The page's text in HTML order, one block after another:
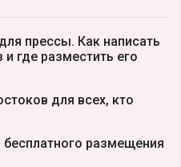
прессы. Как написать
где разместить его
для всех, кто
размещения